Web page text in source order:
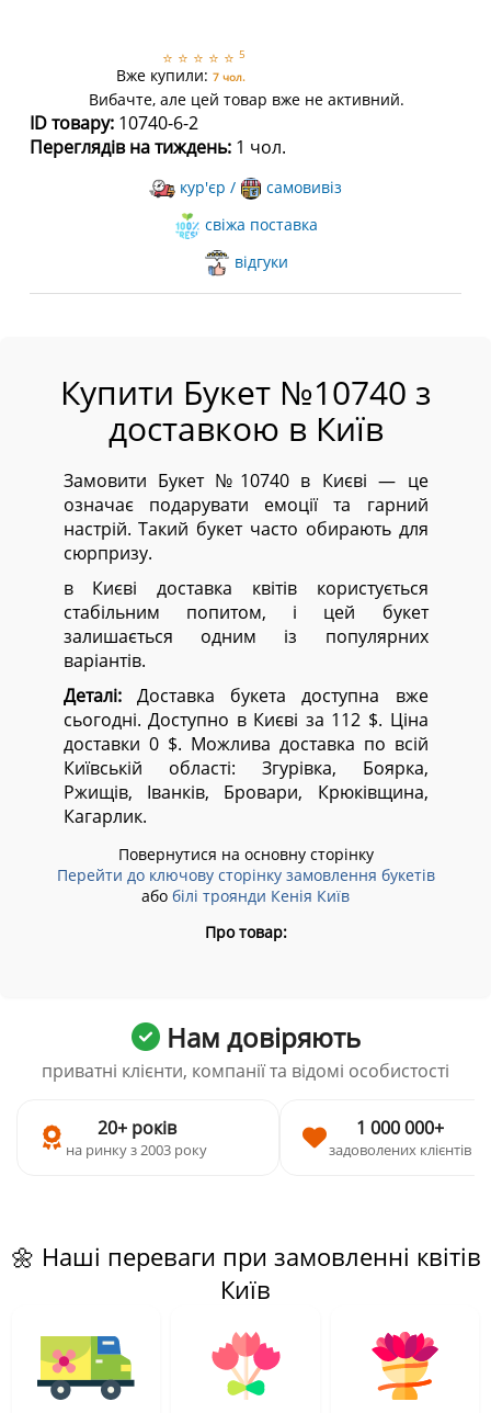
⭐ ⭐ ⭐ ⭐ ⭐ 5
Вже купили: 7 чол.
Вибачте, але цей товар вже не активний.
ID товару: 10740-6-2
Переглядів на тиждень: 1 чол.
кур'єр /
самовивіз
свіжа поставка
відгуки
Купити Букет №10740 з
доставкою в Київ
Замовити Букет №10740 в Києві — це
означає подарувати емоції та гарний
настрій. Такий букет часто обирають для
сюрпризу.
в Києві доставка квітів користується
стабільним попитом, і цей букет
залишається одним із популярних
варіантів.
Деталі:Доставка букета доступна вже
сьогодні. Доступно в Києві за 112 $. Ціна
доставки 0 $. Можлива доставка по всій
Київській області: Згурівка, Боярка,
Ржищів, Іванків, Бровари, Крюківщина,
Кагарлик.
Повернутися на основну сторінку
Перейти до ключову сторінку замовлення букетів
або білі троянди Кенія Київ
Про товар:
Нам довіряють
приватні клієнти, компанії та відомі особистості
20+ років
на ринку з 2003 року
1 000 000+
задоволених клієнтів
🌼 Наші переваги при замовленні квітів
Київ